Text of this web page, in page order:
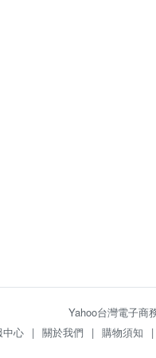
Yahoo台灣電子商
中心 | 關於我們 | 購物須知 |